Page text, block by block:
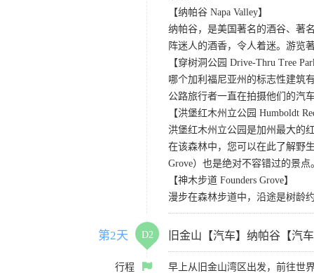
【纳帕谷 Napa Valley】
纳帕谷，是美国著名的酒谷、著
阵迷人的酒香，令人着迷。游览
【穿树洞公园 Drive-Thru Tree
哪个加利福尼亚州的标志性建筑
公路旅行者一直在拍摄他们的汽
【洪堡红木州立公园 Humboldt
洪堡红木州立公园是加州最大的
在该森林中，您可以在此了解野
Grove）也是绝对不容错过的景点
【神木步道 Founders Grove】
漫步在森林步道中，沿途是树龄
第2天 D2 旧金山【汽车】纳帕谷【汽
行程
早上从旧金山湾区出发，前往世